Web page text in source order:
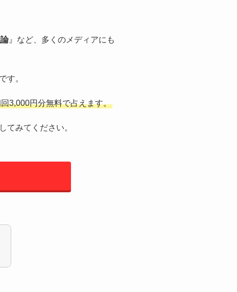
』など、多くのメディアにも
す。
3,000円分無料で占えます。
てみてください。